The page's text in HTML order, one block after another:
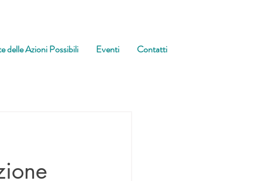
delle Azioni Possibili Eventi Contatti